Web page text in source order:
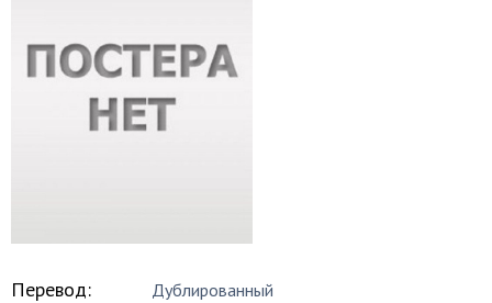
Перевод: Дублированный